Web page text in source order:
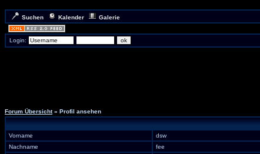
Suchen Kalender Galerie
Login:
Forum Übersicht» Profil ansehen
Vorname
dsw
Nachname
fee